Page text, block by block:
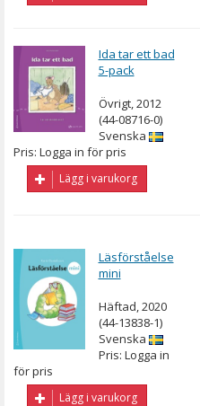
Ida tar ett bad
5-pack
Övrigt, 2012
(44-08716-0)
Svenska
Pris: Logga in för pris
Lägg i varukorg
Läsförståelse
mini
Häftad, 2020
(44-13838-1)
Svenska
Pris: Logga in
för pris
Lägg i varukorg